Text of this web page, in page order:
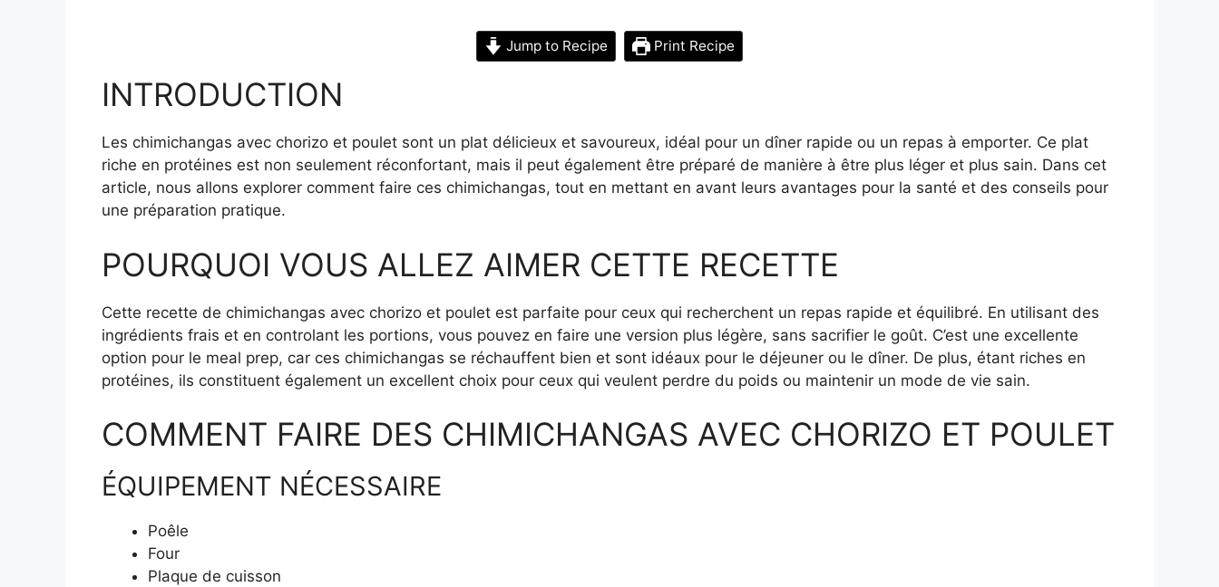
Jump to Recipe Print Recipe
INTRODUCTION
Les chimichangas avec chorizo et poulet sont un plat délicieux et savoureux, idéal pour un dîner rapide ou un repas à emporter. Ce plat
riche en protéines est non seulement réconfortant, mais il peut également être préparé de manière à être plus léger et plus sain. Dans cet
article, nous allons explorer comment faire ces chimichangas, tout en mettant en avant leurs avantages pour la santé et des conseils pour
une préparation pratique.
POURQUOI VOUS ALLEZ AIMER CETTE RECETTE
Cette recette de chimichangas avec chorizo et poulet est parfaite pour ceux qui recherchent un repas rapide et équilibré. En utilisant des
ingrédients frais et en controlant les portions, vous pouvez en faire une version plus légère, sans sacrifier le goût. C’est une excellente
option pour le meal prep, car ces chimichangas se réchauffent bien et sont idéaux pour le déjeuner ou le dîner. De plus, étant riches en
protéines, ils constituent également un excellent choix pour ceux qui veulent perdre du poids ou maintenir un mode de vie sain.
COMMENT FAIRE DES CHIMICHANGAS AVEC CHORIZO ET POULET
ÉQUIPEMENT NÉCESSAIRE
Poêle
Four
Plaque de cuisson